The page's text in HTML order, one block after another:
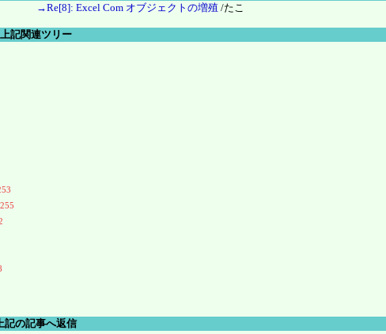
→Re[8]: Excel Com オブジェクトの増殖 /たこ
上記関連ツリー
上記の記事へ返信